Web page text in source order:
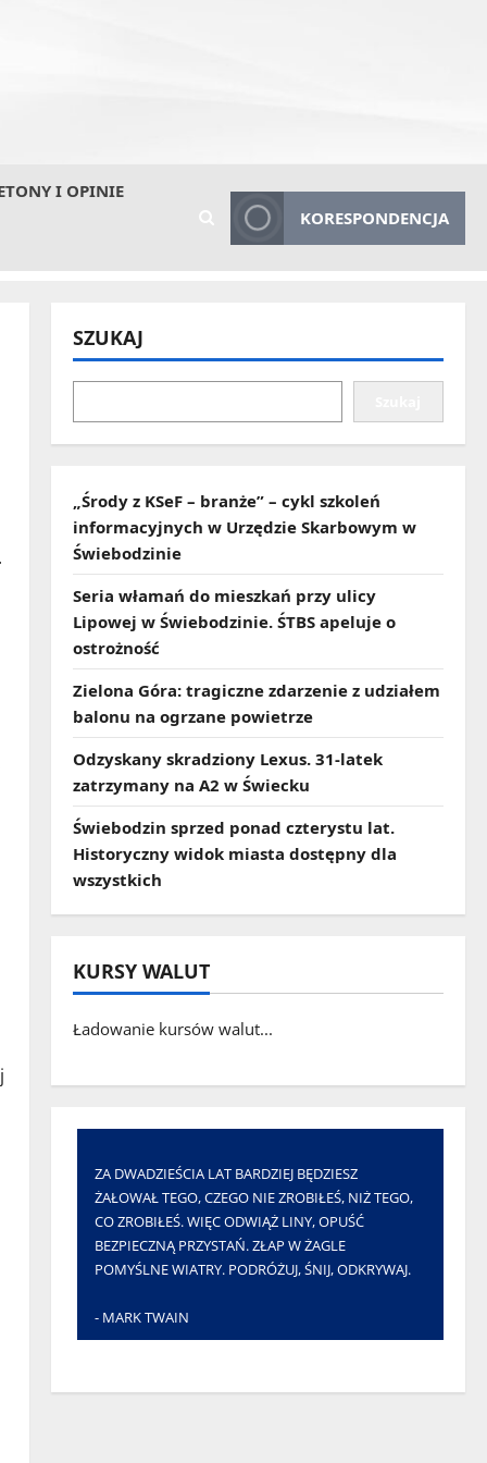
I OPINIE
KORESPONDENCJA
SZUKAJ
„Środy z KSeF – branże” – cykl szkoleń
informacyjnych w Urzędzie Skarbowym w
Świebodzinie
Seria włamań do mieszkań przy ulicy
Lipowej w Świebodzinie. ŚTBS apeluje o
ostrożność
Zielona Góra: tragiczne zdarzenie z udziałem
balonu na ogrzane powietrze
Odzyskany skradziony Lexus. 31‑latek
zatrzymany na A2 w Świecku
Świebodzin sprzed ponad czterystu lat.
Historyczny widok miasta dostępny dla
wszystkich
KURSY WALUT
Ładowanie kursów walut...
ZA DWADZIEŚCIA LAT BARDZIEJ BĘDZIESZ
ŻAŁOWAŁ TEGO, CZEGO NIE ZROBIŁEŚ, NIŻ TEGO,
CO ZROBIŁEŚ. WIĘC ODWIĄŻ LINY, OPUŚĆ
BEZPIECZNĄ PRZYSTAŃ. ZŁAP W ŻAGLE
POMYŚLNE WIATRY. PODRÓŻUJ, ŚNIJ, ODKRYWAJ.
- MARK TWAIN